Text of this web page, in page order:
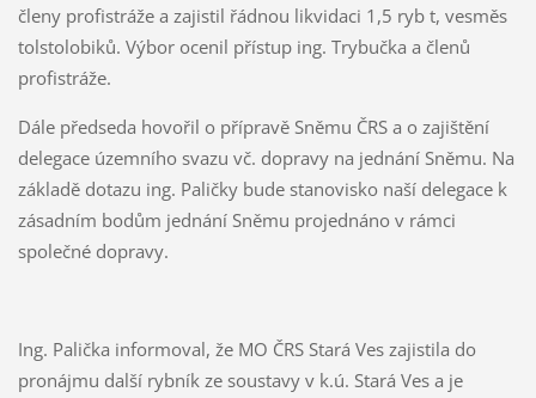
členy profistráže a zajistil řádnou likvidaci 1,5 ryb t, vesměs
tolstolobiků. Výbor ocenil přístup ing. Trybučka a členů
profistráže.
Dále předseda hovořil o přípravě Sněmu ČRS a o zajištění
delegace územního svazu vč. dopravy na jednání Sněmu. Na
základě dotazu ing. Paličky bude stanovisko naší delegace k
zásadním bodům jednání Sněmu projednáno v rámci
společné dopravy.
Ing. Palička informoval, že MO ČRS Stará Ves zajistila do
pronájmu další rybník ze soustavy v k.ú. Stará Ves a je